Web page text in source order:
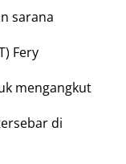
sarana
Fery
mengangkut
di